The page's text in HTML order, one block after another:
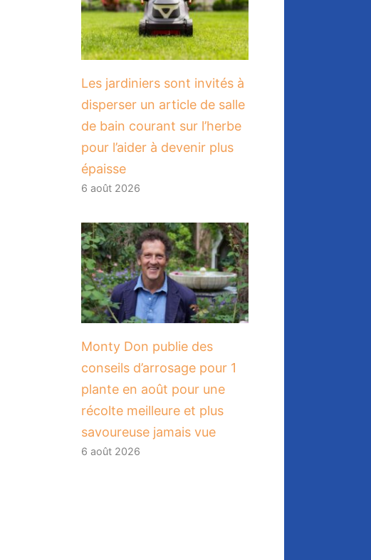
Les jardiniers sont invités à
disperser un article de salle
de bain courant sur l’herbe
pour l’aider à devenir plus
épaisse
6 août 2026
Monty Don publie des
conseils d’arrosage pour 1
plante en août pour une
récolte meilleure et plus
savoureuse jamais vue
6 août 2026